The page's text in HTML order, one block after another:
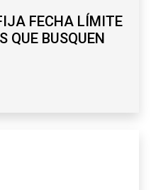
FECHA LÍMITE
QUE BUSQUEN